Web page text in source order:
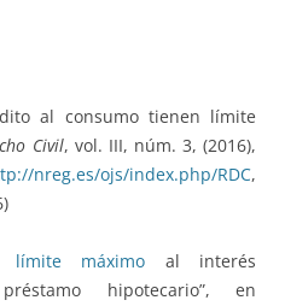
al consumo tienen límite
Civil, vol. III, núm. 3, (2016),
nreg.es/ojs/index.php/RDC,
límite máximo al interés
hipotecario”, en